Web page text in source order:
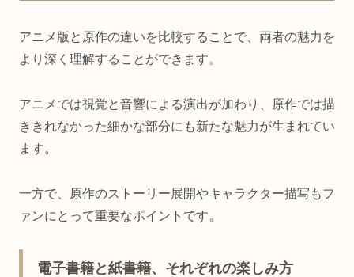
アニメ版と原作の違いを比較することで、両者の魅力を
より深く理解することができます。
アニメでは視覚と音響による演出が加わり、原作では描
ききれなかった細かな部分にも新たな魅力が生まれてい
ます。
一方で、原作のストーリー展開やキャラクター描写もフ
ァンにとって重要なポイントです。
電子書籍と紙書籍、それぞれの楽しみ方